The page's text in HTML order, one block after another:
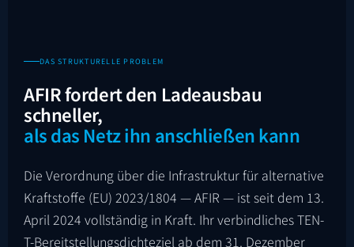
DAS STRUKTURELLE PROBLEM
AFIR fordert den Ladeausbau
schneller,
als das Netz ihn anschließen kann
Die Verordnung über die Infrastruktur für alternative
Kraftstoffe (EU) 2023/1804 — AFIR — ist seit dem 13.
April 2024 vollständig in Kraft. Ihr verbindliches TEN-
T-Bereitstellungsdichteziel ab dem 31. Dezember